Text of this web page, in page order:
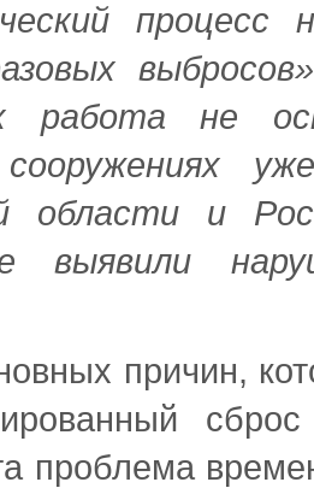
работа не
области и
выявили
причин,
проблема